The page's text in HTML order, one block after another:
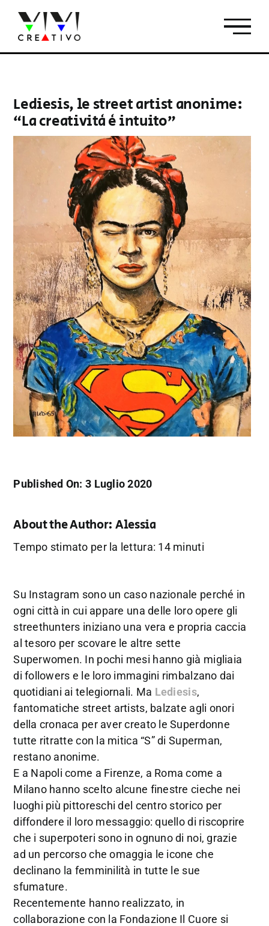
contenuto
Lediesis, le street artist anonime:
“La creatività è intuito”
Published On: 3 Luglio 2020
About the Author: Alessia
Tempo stimato per la lettura: 14 minuti
Su Instagram sono un caso nazionale perché in
ogni città in cui appare una delle loro opere gli
streethunters iniziano una vera e propria caccia
al tesoro per scovare le altre sette
Superwomen. In pochi mesi hanno già migliaia
di followers e le loro immagini rimbalzano dai
quotidiani ai telegiornali. Ma Lediesis,
fantomatiche street artists, balzate agli onori
della cronaca per aver creato le Superdonne
tutte ritratte con la mitica “S” di Superman,
restano anonime.
E a Napoli come a Firenze, a Roma come a
Milano hanno scelto alcune finestre cieche nei
luoghi più pittoreschi del centro storico per
diffondere il loro messaggio: quello di riscoprire
che i superpoteri sono in ognuno di noi, grazie
ad un percorso che omaggia le icone che
declinano la femminilità in tutte le sue
sfumature.
Recentemente hanno realizzato, in
collaborazione con la Fondazione Il Cuore si